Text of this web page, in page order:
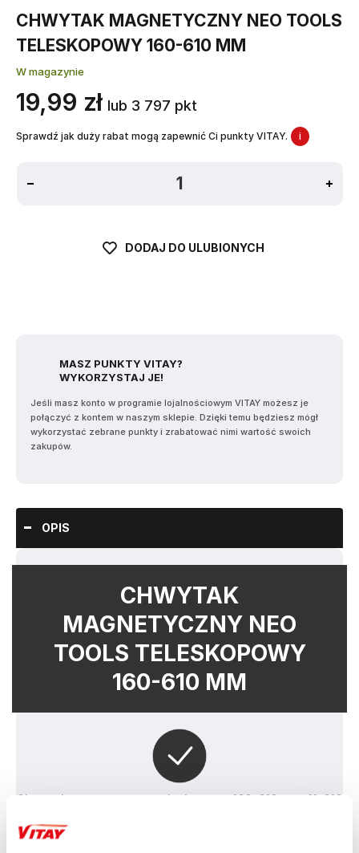
CHWYTAK MAGNETYCZNY NEO TOOLS
TELESKOPOWY 160-610 MM
W magazynie
19,99 zł lub 3 797 pkt
Sprawdź jak duży rabat mogą zapewnić Ci punkty VITAY. i
DODAJ DO ULUBIONYCH
MASZ PUNKTY VITAY?
WYKORZYSTAJ JE!
Jeśli masz konto w programie lojalnościowym VITAY możesz je
połączyć z kontem w naszym sklepie. Dzięki temu będziesz mógł
wykorzystać zebrane punkty i zrabatować nimi wartość swoich
zakupów.
OPIS
CHWYTAK
MAGNETYCZNY NEO
TOOLS TELESKOPOWY
160-610 MM
Chwytak magnetyczny teleskopowy 160-610 mm 11-610
charakteryzujące się udźwigiem 3 kg oraz
ergonomicznym, gumowanym uchwytem. Chwytak